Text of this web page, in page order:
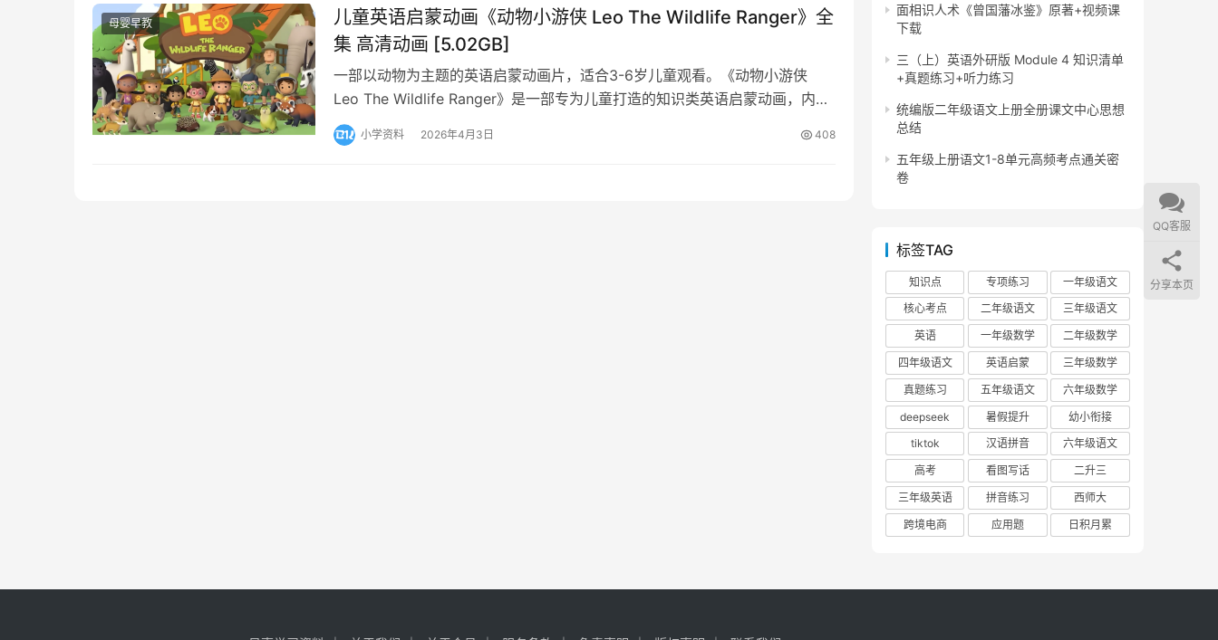
母婴早教
儿童英语启蒙动画《动物小游侠 Leo The Wildlife Ranger》全
集 高清动画 [5.02GB]
一部以动物为主题的英语启蒙动画片，适合3-6岁儿童观看。《动物小游侠
Leo The Wildlife Ranger》是一部专为儿童打造的知识类英语启蒙动画，内容
轻松有趣、发音清晰…
小学资料 2026年4月3日 408
面相识人术《曾国藩冰鉴》原著+视频课
下载
三（上）英语外研版 Module 4 知识清单
+真题练习+听力练习
统编版二年级语文上册全册课文中心思想
总结
五年级上册语文1-8单元高频考点通关密
卷
标签TAG
知识点 专项练习
一年级语文
核心考点
二年级语文
三年级语文
英语
一年级数学
二年级数学
四年级语文
英语启蒙
三年级数学
真题练习
五年级语文
六年级数学
deepseek
暑假提升
幼小衔接
tiktok
汉语拼音
六年级语文
高考
看图写话
二升三
三年级英语
拼音练习
西师大
跨境电商
应用题 日积月累
QQ客服
分享本页